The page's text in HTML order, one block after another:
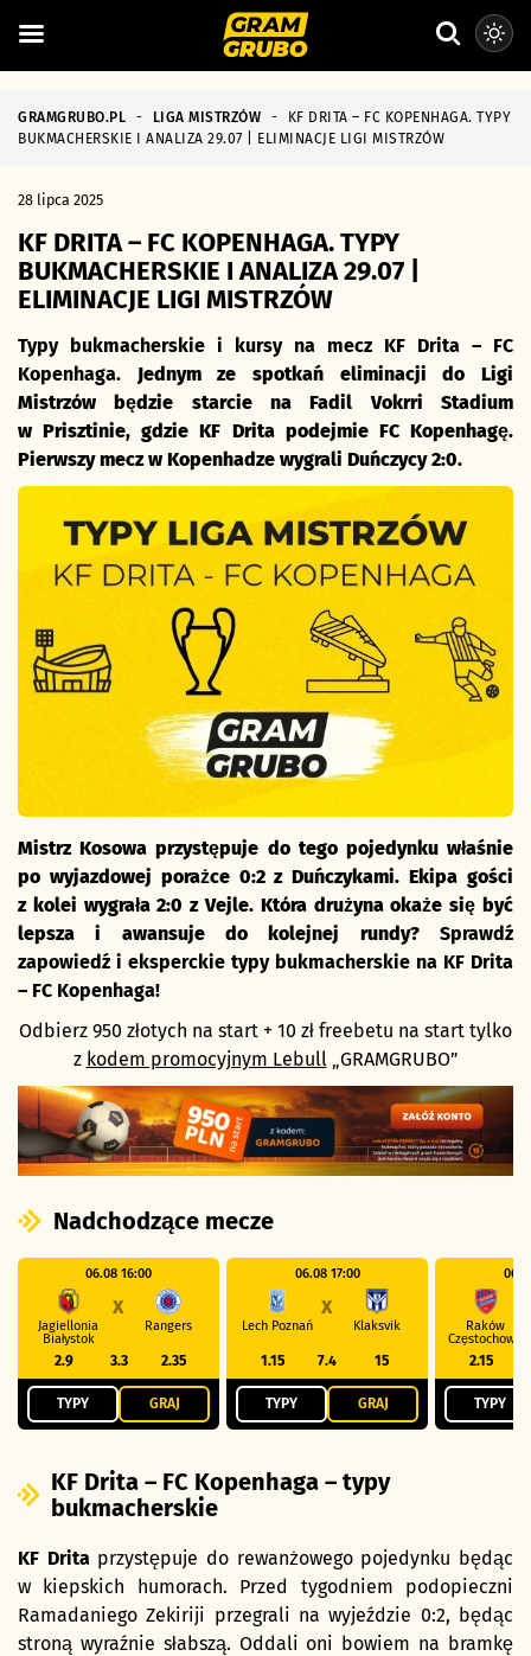
GRAMGRUBO.PL - LIGA MISTRZÓW -
KF DRITA – FC KOPENHAGA. TYPY
BUKMACHERSKIE I ANALIZA 29.07 | ELIMINACJE LIGI MISTRZÓW
28 lipca 2025
KF DRITA – FC KOPENHAGA. TYPY
BUKMACHERSKIE I ANALIZA 29.07 |
ELIMINACJE LIGI MISTRZÓW
Typy bukmacherskie i kursy na mecz KF Drita – FC
Kopenhaga. Jednym ze spotkań eliminacji do Ligi
Mistrzów będzie starcie na Fadil Vokrri Stadium
w Prisztinie, gdzie KF Drita podejmie FC Kopenhagę.
Pierwszy mecz w Kopenhadze wygrali Duńczycy 2:0.
Mistrz Kosowa przystępuje do tego pojedynku właśnie
po wyjazdowej porażce 0:2 z Duńczykami. Ekipa gości
z kolei wygrała 2:0 z Vejle. Która drużyna okaże się być
lepsza i awansuje do kolejnej rundy?
Sprawdź
zapowiedź i eksperckie typy bukmacherskie na KF Drita
– FC Kopenhaga!
Odbierz 950 złotych na start + 10 zł freebetu na start tylko
z kodem promocyjnym Lebull „GRAMGRUBO”
Nadchodzące mecze
06.08 16:00
Jagiellonia
Białystok
X
Rangers
2.9 3.3 2.35
TYPY GRAJ
06.08 17:00
Lech Poznań
X
Klaksvik
1.15 7.4 15
TYPY GRAJ
Raków
Częstochowa
2.15
TYPY
KF Drita – FC Kopenhaga – typy
bukmacherskie
KF Dritaprzystępuje do rewanżowego pojedynku będąc
w kiepskich humorach. Przed tygodniem podopieczni
Ramadaniego Zekiriji przegrali na wyjeździe 0:2, będąc
stroną wyraźnie słabszą. Oddali oni bowiem na bramkę